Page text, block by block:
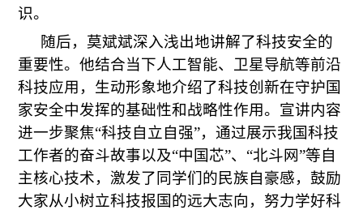
识。
随后，莫斌斌深入浅出地讲解了科技安全的
重要性。他结合当下人工智能、卫星导航等前沿
科技应用，生动形象地介绍了科技创新在守护国
家安全中发挥的基础性和战略性作用。宣讲内容
进一步聚焦“科技自立自强”，通过展示我国科技
工作者的奋斗故事以及“中国芯”、“北斗网”等自
主核心技术，激发了同学们的民族自豪感，鼓励
大家从小树立科技报国的远大志向，努力学好科